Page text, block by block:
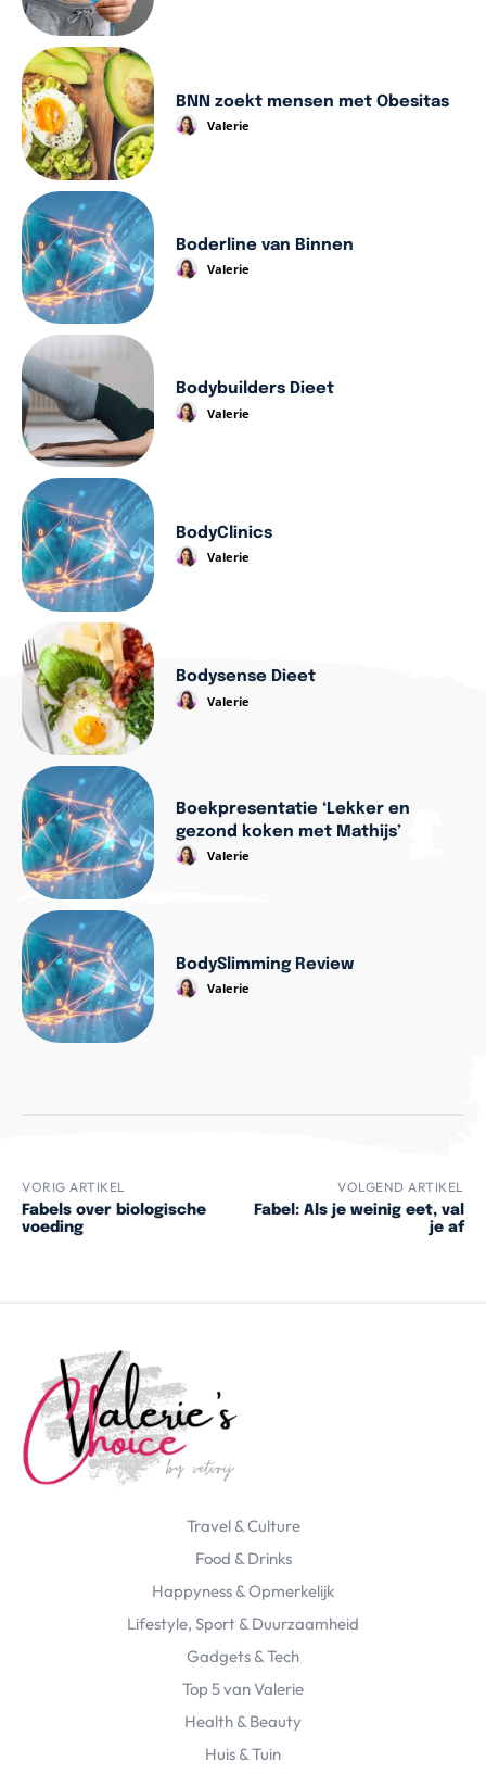
BNN zoekt mensen met Obesitas
Valerie
Boderline van Binnen
Valerie
Bodybuilders Dieet
Valerie
BodyClinics
Valerie
Bodysense Dieet
Valerie
Boekpresentatie ‘Lekker en
gezond koken met Mathijs’
Valerie
BodySlimming Review
Valerie
VORIG ARTIKEL
Fabels over biologische
voeding
VOLGEND ARTIKEL
Fabel: Als je weinig eet, val
je af
Travel & Culture
Food & Drinks
Happyness & Opmerkelijk
Lifestyle, Sport & Duurzaamheid
Gadgets & Tech
Top 5 van Valerie
Health & Beauty
Huis & Tuin